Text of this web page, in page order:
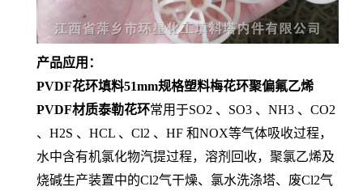
产品应用：
PVDF花环填料51mm规格塑料梅花环聚偏氟乙烯
PVDF材质泰勒花环常用于SO2 、SO3 、NH3 、CO2
、H2S 、HCL 、Cl2 、HF 和NOX等气体吸收过程，
水中含有机氯化物汽提过程，溶剂回收，聚氯乙烯及
烧碱生产装置中的Cl2气干燥、氯水洗涤塔、废Cl2气